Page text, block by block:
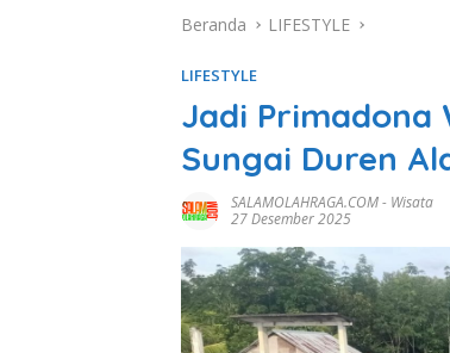
Beranda LIFESTYLE
LIFESTYLE
Jadi Primadona
Sungai Duren
SALAMOLAHRAGA.COM- Wisata
27 Desember 2025